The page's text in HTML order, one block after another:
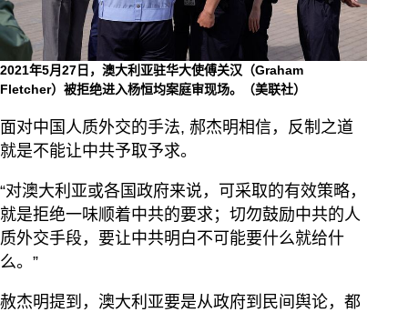
2021年5月27日，澳大利亚驻华大使傅关汉（Graham
Fletcher）被拒绝进入杨恒均案庭审现场。（美联社）
面对中国人质外交的手法, 郝杰明相信，反制之道
就是不能让中共予取予求。
“对澳大利亚或各国政府来说，可采取的有效策略，
就是拒绝一味顺着中共的要求；切勿鼓励中共的人
质外交手段，要让中共明白不可能要什么就给什
么。”
赦杰明提到，澳大利亚要是从政府到民间舆论，都